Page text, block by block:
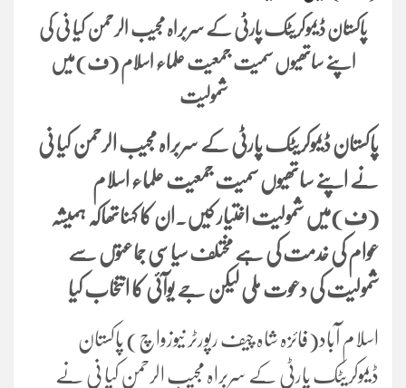
پاکستان ڈیموکریٹک پارٹی کے سربراہ مجیب الرحمن کیا نی کی
اپنے ساتھیوں سمیت جمعیت علماء اسلام (ف)میں
شمولیت
پاکستان ڈیموکریٹک پارٹی کے سربراہ مجیب الرحمن کیا نی
نے اپنے ساتھیوں سمیت جمعیت علماء اسلام
(ف)میں شمولیت اختیار کیں۔ان کا کہناتھاکہ ہمیشہ
عوام کی خدمت کی ہے مختلف سیاسی جماعتوں سے
شمولیت کی دعوت ملی لیکن جے یوآئی کا انتخاب کیا
اسلام آباد(فائزہ شاہ چیف رپورٹر نیوزواچ) پاکستان
ڈیموکریٹک پارٹی کے سربراہ مجیب الرحمن کیا نی نے